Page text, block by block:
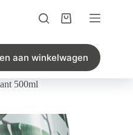
aan winkelwagen
Winkelwagen
500ml